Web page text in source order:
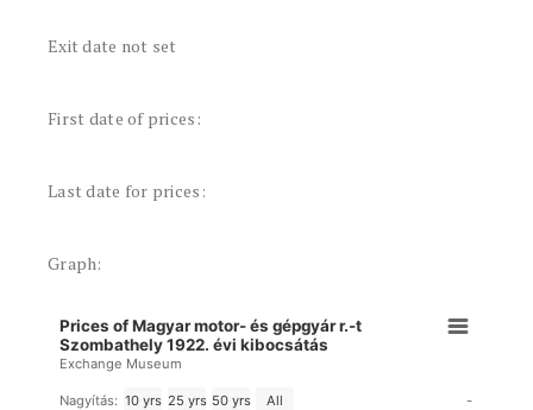
Exit date not set
First date of prices:
Last date for prices:
Graph:
Prices of Magyar motor- és gépgyár r.-t
Szombathely 1922. évi kibocsátás
Exchange Museum
Nagyítás: 10 yrs 25 yrs 50 yrs All -